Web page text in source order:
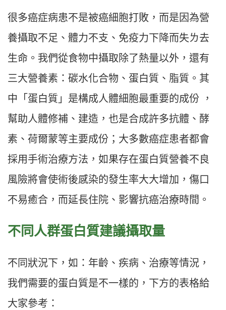
很多癌症病患不是被癌細胞打敗，而是因為營
養攝取不足、體力不支、免疫力下降而失ㄌ去
生命。我們從食物中攝取除了熱量以外，還有
三大營養素：碳水化合物、蛋白質、脂質。其
中「蛋白質」是構成人體細胞最重要的成份 ，
幫助人體修補、建造，也是合成許多抗體、酵
素、荷爾蒙等主要成份；大多數癌症患者都會
採用手術治療方法，如果存在蛋白質營養不良
風險將會使術後感染的發生率大大增加，傷口
不易癒合，而延長住院、影響抗癌治療時間。
不同人群蛋白質建議攝取量
不同狀況下，如：年齡、疾病、治療等情況，
我們需要的蛋白質是不一樣的，下方的表格給
大家參考：